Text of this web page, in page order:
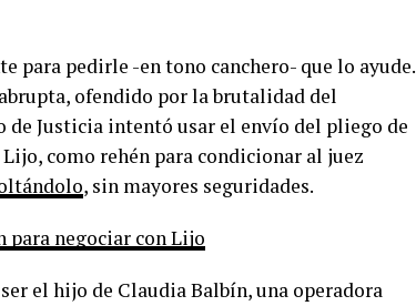
para pedirle -en tono canchero- que lo ayude.
ofendido por la brutalidad del
de Justicia intentó usar el envío del pliego de
como rehén para condicionar al juez
, sin mayores seguridades.
para negociar con Lijo
el hijo de Claudia Balbín, una operadora